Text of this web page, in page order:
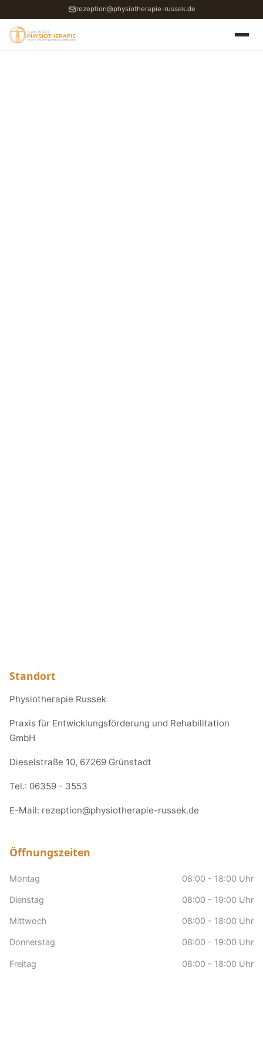
rezeption@physiotherapie-russek.de
Standort
Physiotherapie Russek
Praxis für Entwicklungsförderung und Rehabilitation
GmbH
Dieselstraße 10, 67269 Grünstadt
Tel.: 06359 - 3553
E-Mail: rezeption@physiotherapie-russek.de
Öffnungszeiten
Montag 08:00 - 18:00 Uhr
Dienstag 08:00 - 19:00 Uhr
Mittwoch 08:00 - 18:00 Uhr
Donnerstag 08:00 - 19:00 Uhr
Freitag 08:00 - 18:00 Uhr